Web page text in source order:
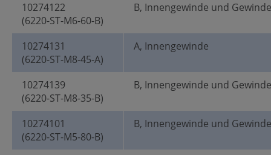
10274122
(6220-ST-M6-60-B)
B, Innengewinde und
10274131
(6220-ST-M8-45-A)
A, Innengewinde
10274139
(6220-ST-M8-35-B)
B, Innengewinde und
10274101
(6220-ST-M5-80-B)
B, Innengewinde und